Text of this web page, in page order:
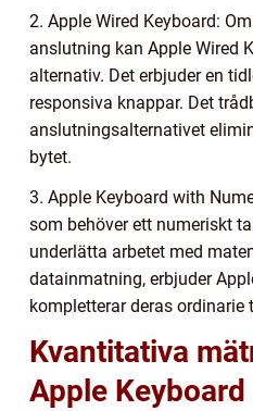
2. Apple Wired Keyboard:
anslutning kan Apple Wired
alternativ. Det erbjuder en
responsiva knappar. Det
anslutningsalternativet
bytet.
3. Apple Keyboard with
som behöver ett numeriskt
underlätta arbetet med
datainmatning, erbjuder
kompletterar deras
Kvantitativa
Apple Keyboard